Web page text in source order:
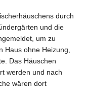
durch
und die
um zu
Haus ohne Heizung,
Das Häuschen
werden und nach
wären dort